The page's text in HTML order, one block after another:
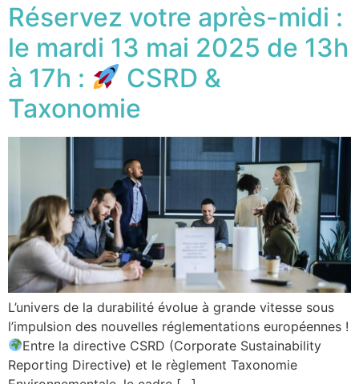
Réservez votre après-midi :
le mardi 13 mai 2025 de 13h
à 17h :
CSRD &
Taxonomie
L’univers de la durabilité évolue à grande vitesse sous
l’impulsion des nouvelles réglementations européennes !
Entre la directive CSRD (Corporate Sustainability
Reporting Directive) et le règlement Taxonomie